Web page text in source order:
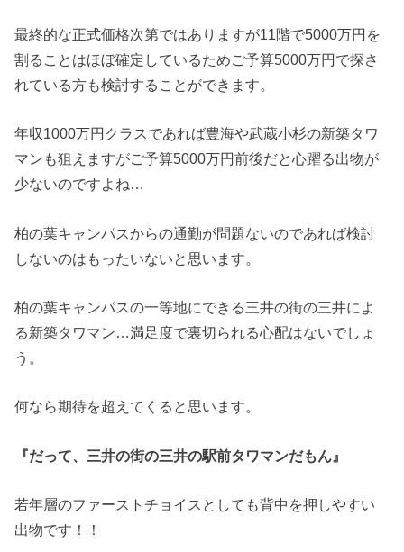
最終的な正式価格次第ではありますが11階で5000万円を
割ることはほぼ確定しているためご予算5000万円で探さ
れている方も検討することができます。
年収1000万円クラスであれば豊海や武蔵小杉の新築タワ
マンも狙えますがご予算5000万円前後だと心躍る出物が
少ないのですよね…
柏の葉キャンパスからの通勤が問題ないのであれば検討
しないのはもったいないと思います。
柏の葉キャンパスの一等地にできる三井の街の三井によ
る新築タワマン…満足度で裏切られる心配はないでしょ
う。
何なら期待を超えてくると思います。
『だって、三井の街の三井の駅前タワマンだもん』
若年層のファーストチョイスとしても背中を押しやすい
出物です！！